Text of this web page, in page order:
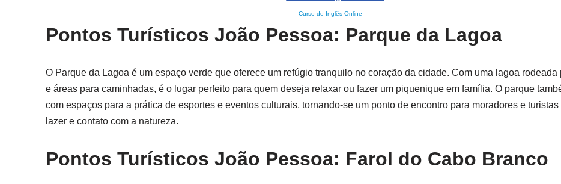
Curso de Inglês Online
Pontos Turísticos João Pessoa: Parque da Lagoa
O Parque da Lagoa é um espaço verde que oferece um refúgio tranquilo no coração da cidade. Com uma lagoa rodeada
e áreas para caminhadas, é o lugar perfeito para quem deseja relaxar ou fazer um piquenique em família. O parque
com espaços para a prática de esportes e eventos culturais, tornando-se um ponto de encontro para moradores e
lazer e contato com a natureza.
Pontos Turísticos João Pessoa: Farol do Cabo Branco